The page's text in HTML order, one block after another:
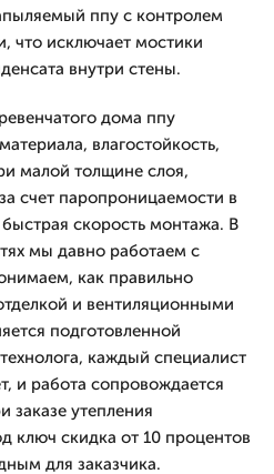
ппу с контролем
что исключает мостики
внутри стены.
дома ппу
влагостойкость,
малой толщине слоя,
счет паропроницаемости в
скорость монтажа. В
мы давно работаем с
как правильно
и вентиляционными
подготовленной
каждый специалист
и работа сопровождается
заказе утепления
ключ скидка от 10 процентов
для заказчика.